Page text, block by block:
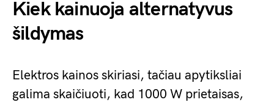
Kiek kainuoja alternatyvus
šildymas
Elektros kainos skiriasi, tačiau apytiksliai
galima skaičiuoti, kad 1000 W prietaisas,